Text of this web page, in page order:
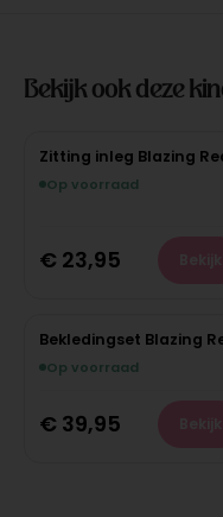
Bekijk ook deze
Zitting inleg Blazing
Op voorraad
€ 23,95
Bekledingset Blazing
Op voorraad
€ 39,95